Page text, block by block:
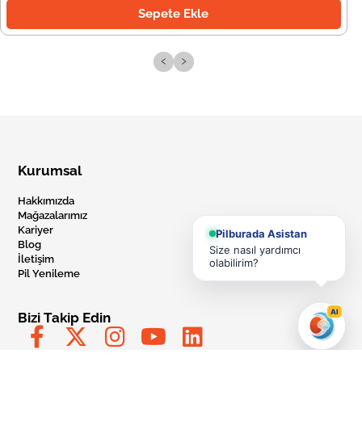
Sepete Ekle
‹ ›
Kurumsal
Hakkımızda
Mağazalarımız
Kariyer
Blog
İletişim
Pil Yenileme
Bizi Takip Edin
Pilburada Asistan
Size nasıl yardımcı
olabilirim?
AI